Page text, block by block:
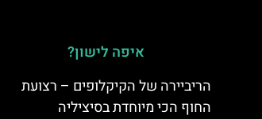
איפה לישון?
הריביירה של הקיקלופים – רצועת
החוף הכי מיוחדת בסיציליה